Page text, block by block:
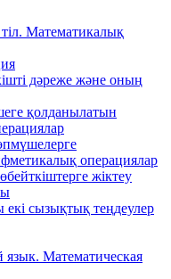
Математикалық
дәреже және оның
қолданылатын
операциялар
жіктеу
сызықтық теңдеулер
язык. Математическая